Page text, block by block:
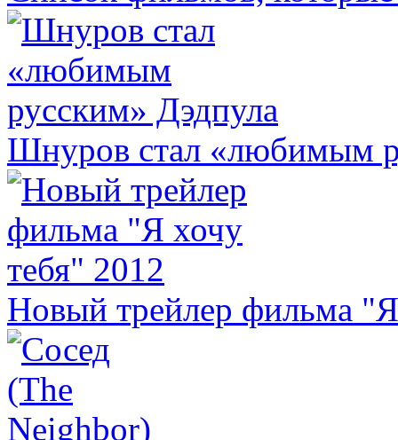
Шнуров стал «любимым
Новый трейлер фильма